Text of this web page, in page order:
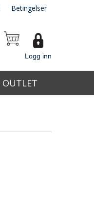
Betingelser
Logg inn
OUTLET